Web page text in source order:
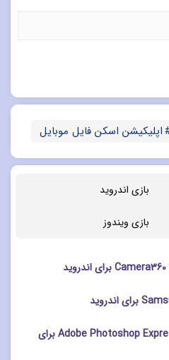
اپلیکیشن اسکن فایل موبایل
بازی اندروید
بازی ویندوز
دانلود برنامه ویرایشگر تصویر Adobe Photoshop Express برای